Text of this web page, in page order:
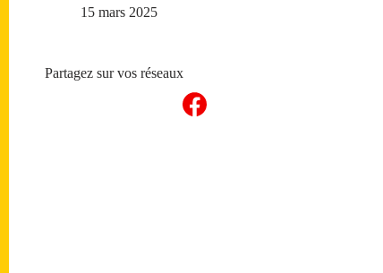
15 mars 2025
Partagez sur vos réseaux